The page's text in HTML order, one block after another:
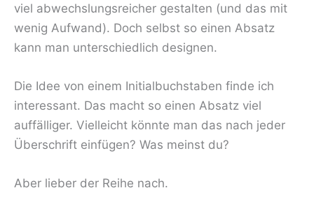
viel abwechslungsreicher gestalten (und das mit
wenig Aufwand). Doch selbst so einen Absatz
kann man unterschiedlich designen.
Die Idee von einem Initialbuchstaben finde ich
interessant. Das macht so einen Absatz viel
auffälliger. Vielleicht könnte man das nach jeder
Überschrift einfügen? Was meinst du?
Aber lieber der Reihe nach.